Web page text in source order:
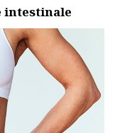
intestinale